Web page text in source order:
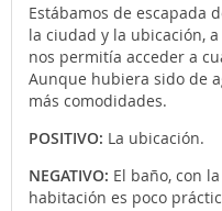
Estábamos de escapada
la ciudad y la ubicación,
nos permitía acceder a
Aunque hubiera sido de
más comodidades.
POSITIVO: La ubicación.
NEGATIVO: El baño, con
habitación es poco